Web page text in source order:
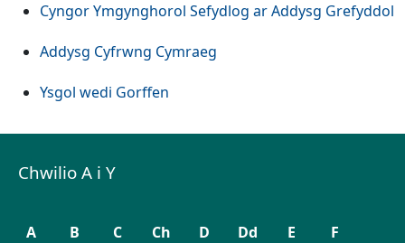
Cyngor Ymgynghorol Sefydlog ar Addysg Grefyddol
Addysg Cyfrwng Cymraeg
Ysgol wedi Gorffen
Chwilio A i Y
A B C Ch D Dd E F